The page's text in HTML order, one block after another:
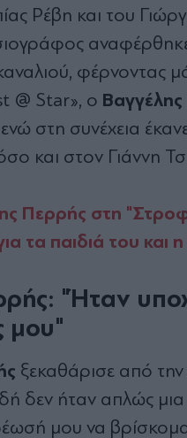
Ρέβη και του
αναφέρθηκε
φέρνοντας
@ Star», ο
στη συνέχεια
και στον Γιάννη
Περρής στη
τα παιδιά του και
"Ήταν
μου"
ξεκαθάρισε από
δεν ήταν απλώς
μου να